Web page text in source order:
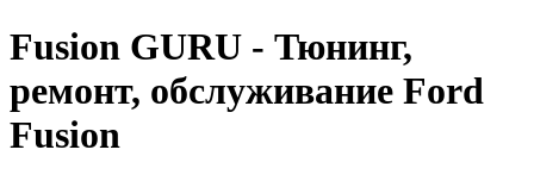
Fusion GURU - Тюнинг,
ремонт, обслуживание Ford
Fusion